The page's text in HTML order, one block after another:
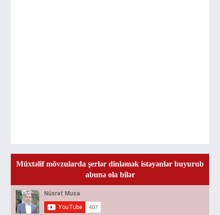
Müxtəlif mövzularda şerlər dinləmək istəyənlər buyurub
abunə ola bilər